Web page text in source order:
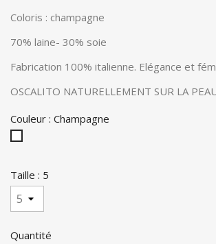
Coloris : champagne
70% laine- 30% soie
Fabrication 100% italienne. Elégance et
OSCALITO NATURELLEMENT SUR LA
Couleur : Champagne
Taille : 5
Quantité